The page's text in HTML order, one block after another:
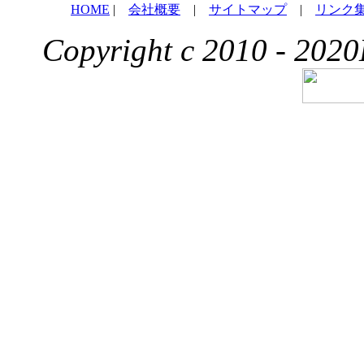
HOME | 会社概要 | サイトマップ| リンク
Copyright c 2010 -